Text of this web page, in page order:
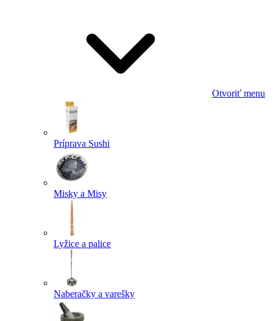
Otvoriť menu
Príprava Sushi
Misky a Misy
Lyžice a palice
Naberačky a varešky